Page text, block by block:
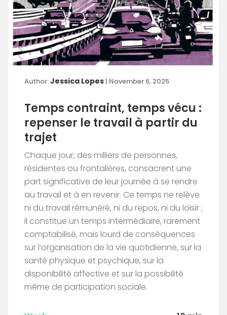
Author:Jessica Lopes | November 6, 2025
Temps contraint, temps vécu :
repenser le travail à partir du
trajet
Chaque jour, des milliers de personnes,
résidentes ou frontalières, consacrent une
part significative de leur journée à se rendre
au travail et à en revenir. Ce temps ne relève
ni du travail rémunéré, ni du repos, ni du loisir ;
il constitue un temps intermédiaire, rarement
comptabilisé, mais lourd de conséquences
sur l’organisation de la vie quotidienne, sur la
santé physique et psychique, sur la
disponibilité affective et sur la possibilité
même de participation sociale.